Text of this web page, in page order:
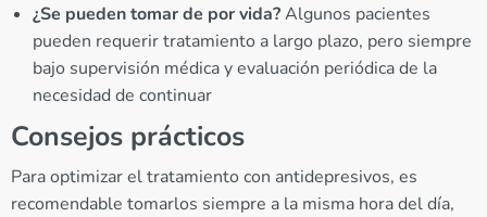
¿Se pueden tomar de por vida?Algunos pacientes
pueden requerir tratamiento a largo plazo, pero siempre
bajo supervisión médica y evaluación periódica de la
necesidad de continuar
Consejos prácticos
Para optimizar el tratamiento con antidepresivos, es
recomendable tomarlos siempre a la misma hora del día,